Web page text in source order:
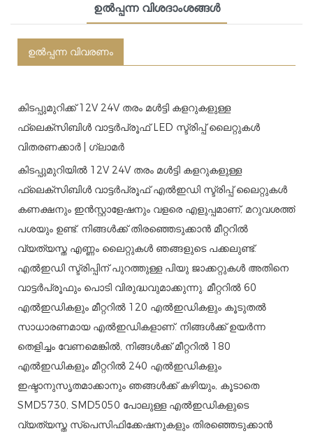
ഉൽപ്പന്ന വിശദാംശങ്ങൾ
ഉൽപ്പന്ന വിവരണം
കിടപ്പുമുറിക്ക് 12V 24V തരം മൾട്ടി കളറുകളുള്ള
ഫ്ലെക്സിബിൾ വാട്ടർപ്രൂഫ് LED സ്ട്രിപ്പ് ലൈറ്റുകൾ
വിതരണക്കാർ | ഗ്ലാമർ
കിടപ്പുമുറിയിൽ 12V 24V തരം മൾട്ടി കളറുകളുള്ള
ഫ്ലെക്സിബിൾ വാട്ടർപ്രൂഫ് എൽഇഡി സ്ട്രിപ്പ് ലൈറ്റുകൾ
കണക്ഷനും ഇൻസ്റ്റാളേഷനും വളരെ എളുപ്പമാണ്, മറുവശത്ത്
പശയും ഉണ്ട്. നിങ്ങൾക്ക് തിരഞ്ഞെടുക്കാൻ മീറ്ററിൽ
വ്യത്യസ്ത എണ്ണം ലൈറ്റുകൾ ഞങ്ങളുടെ പക്കലുണ്ട്.
എൽഇഡി സ്ട്രിപ്പിന് പുറത്തുള്ള പിയു ജാക്കറ്റുകൾ അതിനെ
വാട്ടർപ്രൂഫും പൊടി വിരുദ്ധവുമാക്കുന്നു. മീറ്ററിൽ 60
എൽഇഡികളും മീറ്ററിൽ 120 എൽഇഡികളും കൂടുതൽ
സാധാരണമായ എൽഇഡികളാണ്. നിങ്ങൾക്ക് ഉയർന്ന
തെളിച്ചം വേണമെങ്കിൽ, നിങ്ങൾക്ക് മീറ്ററിൽ 180
എൽഇഡികളും മീറ്ററിൽ 240 എൽഇഡികളും
ഇഷ്ടാനുസൃതമാക്കാനും ഞങ്ങൾക്ക് കഴിയും, കൂടാതെ
SMD5730, SMD5050 പോലുള്ള എൽഇഡികളുടെ
വ്യത്യസ്ത സ്പെസിഫിക്കേഷനുകളും തിരഞ്ഞെടുക്കാൻ